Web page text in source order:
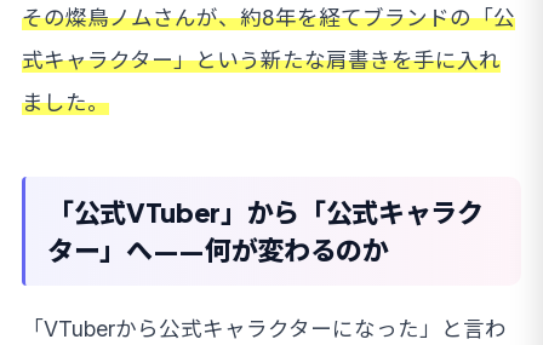
その燦鳥ノムさんが、約8年を経てブランドの「公
式キャラクター」という新たな肩書きを手に入れ
ました。
「公式VTuber」から「公式キャラク
ター」へ——何が変わるのか
「VTuberから公式キャラクターになった」と言わ